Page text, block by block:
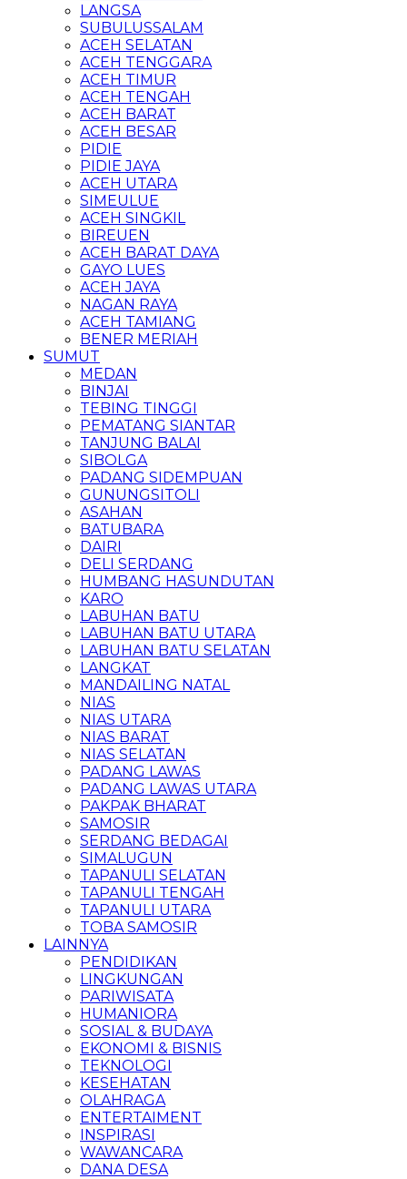
LANGSA
SUBULUSSALAM
ACEH SELATAN
ACEH TENGGARA
ACEH TIMUR
ACEH TENGAH
ACEH BARAT
ACEH BESAR
PIDIE
PIDIE JAYA
ACEH UTARA
SIMEULUE
ACEH SINGKIL
BIREUEN
ACEH BARAT DAYA
GAYO LUES
ACEH JAYA
NAGAN RAYA
ACEH TAMIANG
BENER MERIAH
SUMUT
MEDAN
BINJAI
TEBING TINGGI
PEMATANG SIANTAR
TANJUNG BALAI
SIBOLGA
PADANG SIDEMPUAN
GUNUNGSITOLI
ASAHAN
BATUBARA
DAIRI
DELI SERDANG
HUMBANG HASUNDUTAN
KARO
LABUHAN BATU
LABUHAN BATU UTARA
LABUHAN BATU SELATAN
LANGKAT
MANDAILING NATAL
NIAS
NIAS UTARA
NIAS BARAT
NIAS SELATAN
PADANG LAWAS
PADANG LAWAS UTARA
PAKPAK BHARAT
SAMOSIR
SERDANG BEDAGAI
SIMALUGUN
TAPANULI SELATAN
TAPANULI TENGAH
TAPANULI UTARA
TOBA SAMOSIR
LAINNYA
PENDIDIKAN
LINGKUNGAN
PARIWISATA
HUMANIORA
SOSIAL & BUDAYA
EKONOMI & BISNIS
TEKNOLOGI
KESEHATAN
OLAHRAGA
ENTERTAIMENT
INSPIRASI
WAWANCARA
DANA DESA